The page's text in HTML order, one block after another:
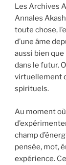
Les Archives
Annales
toute chose,
d’une âme
aussi bien
dans le futur.
virtuellement
spirituels.
Au moment
champ
pensée, mot,
expérience.